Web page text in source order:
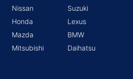
Nissan
Honda
Mazda
Mitsubishi
Suzuki
Lexus
BMW
Daihatsu